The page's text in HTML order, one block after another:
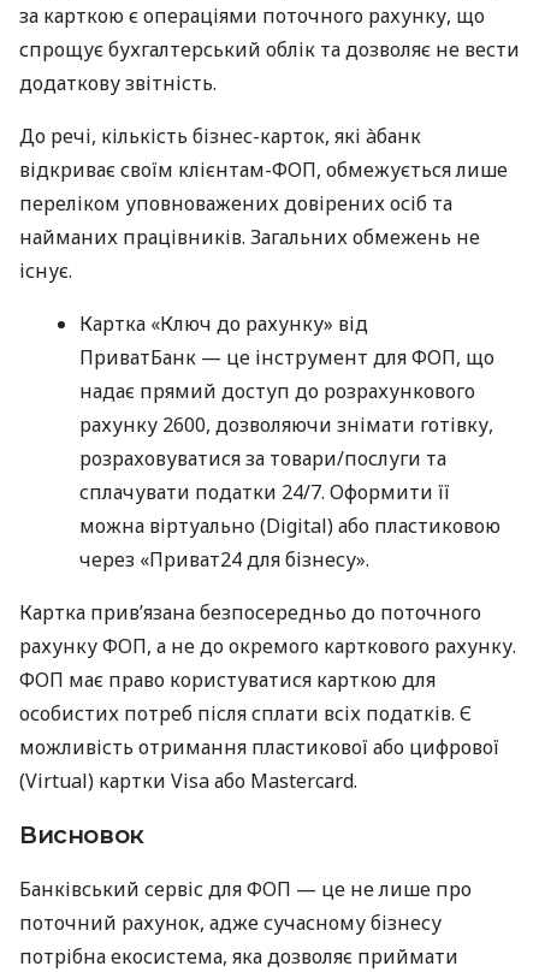
за карткою є операціями поточного рахунку, що
спрощує бухгалтерський облік та дозволяє не вести
додаткову звітність.
До речі, кількість бізнес-карток, які àбанк
відкриває своїм клієнтам-ФОП, обмежується лише
переліком уповноважених довірених осіб та
найманих працівників. Загальних обмежень не
існує.
Картка «Ключ до рахунку» від
ПриватБанк — це інструмент для ФОП, що
надає прямий доступ до розрахункового
рахунку 2600, дозволяючи знімати готівку,
розраховуватися за товари/послуги та
сплачувати податки 24/7. Оформити її
можна віртуально (Digital) або пластиковою
через «Приват24 для бізнесу».
Картка прив’язана безпосередньо до поточного
рахунку ФОП, а не до окремого карткового рахунку.
ФОП має право користуватися карткою для
особистих потреб після сплати всіх податків. Є
можливість отримання пластикової або цифрової
(Virtual) картки Visa або Mastercard.
Висновок
Банківський сервіс для ФОП — це не лише про
поточний рахунок, адже сучасному бізнесу
потрібна екосистема, яка дозволяє приймати